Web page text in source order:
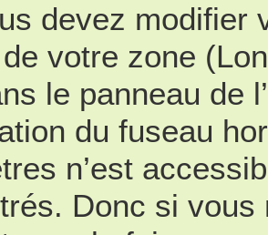
devez modifier
votre zone
le panneau de
du fuseau
n’est
Donc si vous